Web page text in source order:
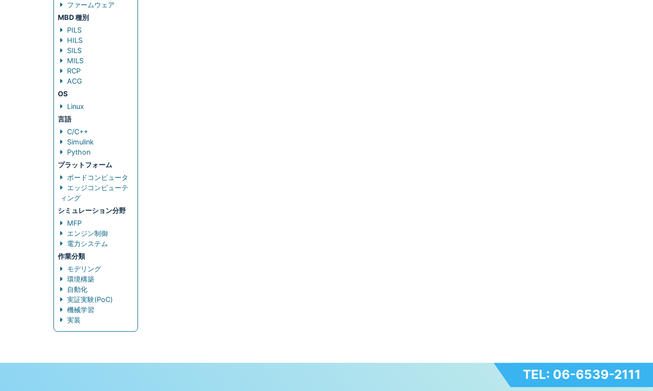
ファームウェア
MBD 種別
PILS
HILS
SILS
MILS
RCP
ACG
OS
Linux
言語
C/C++
Simulink
Python
プラットフォーム
ボードコンピュータ
エッジコンピューテ
ィング
シミュレーション分野
MFP
エンジン制御
電力システム
作業分類
モデリング
環境構築
自動化
実証実験(PoC)
機械学習
実装
TEL: 06-6539-2111